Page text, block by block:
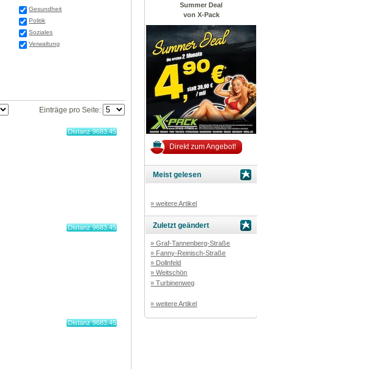
Gesundheit
Politik
Soziales
Verwaltung
Einträge pro Seite:
Distanz 9683.45
Distanz 9683.45
Distanz 9683.45
Summer Deal
von X-Pack
Direkt zum Angebot!
Meist gelesen
» weitere Artikel
Zuletzt geändert
» Graf-Tannenberg-Straße
» Fanny-Reinisch-Straße
» Dollnfeld
» Weitschön
» Turbinenweg
» weitere Artikel